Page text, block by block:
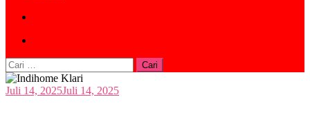
Cari
untuk:
Juli 14, 2025Juli 14, 2025